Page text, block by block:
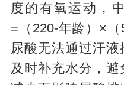
度的有氧运动，
=（220-年龄）×（
尿酸无法通过汗
及时补充水分，